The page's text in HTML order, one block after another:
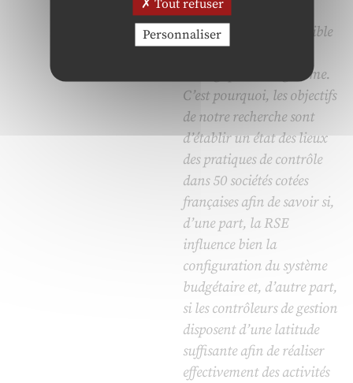
nouvelle performance
sociétale et être susceptible
stratégiques à long terme.
C’est pourquoi, les objectifs
de notre recherche sont
d’établir un état des lieux
des pratiques de contrôle
dans 50 sociétés cotées
françaises afin de savoir si,
d’une part, la RSE
influence bien la
configuration du système
budgétaire et, d’autre part,
si les contrôleurs de gestion
disposent d’une latitude
suffisante afin de réaliser
effectivement des activités
Tout refuser
Personnaliser